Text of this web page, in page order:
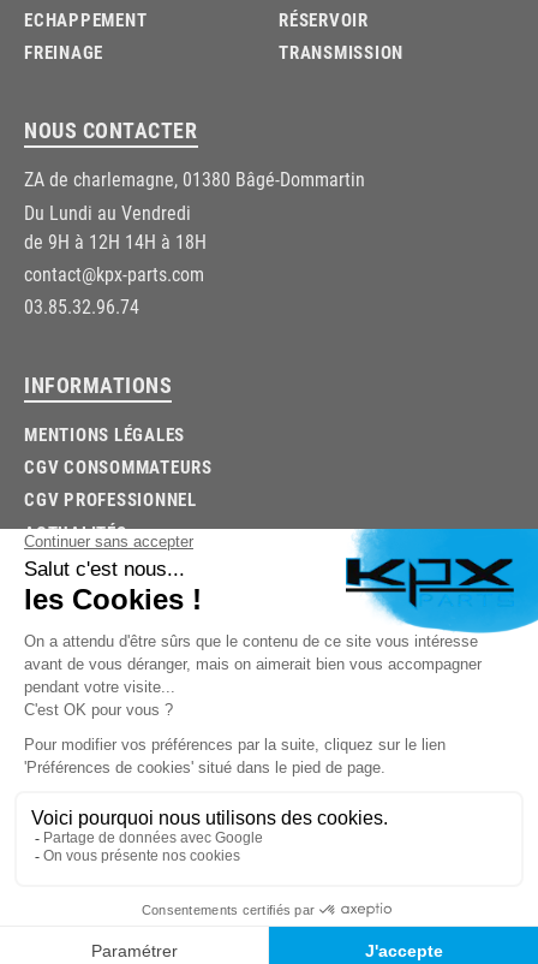
03.85.32.96.74
© 2026 -KPX PARTS- SITE CRÉÉ PARLET'S CLIC
ECHAPPEMENT
FREINAGE
RÉSERVOIR
TRANSMISSION
NOUS CONTACTER
ZA de charlemagne, 01380 Bâgé-Dommartin
Du Lundi au Vendredi
de 9H à 12H 14H à 18H
contact@kpx-parts.com
03.85.32.96.74
INFORMATIONS
MENTIONS LÉGALES
CGV CONSOMMATEURS
CGV PROFESSIONNEL
ACTUALITÉS
TROUVEZ LA BONNE PIÈCE RAPIDEMENT
03.85.32.96.74